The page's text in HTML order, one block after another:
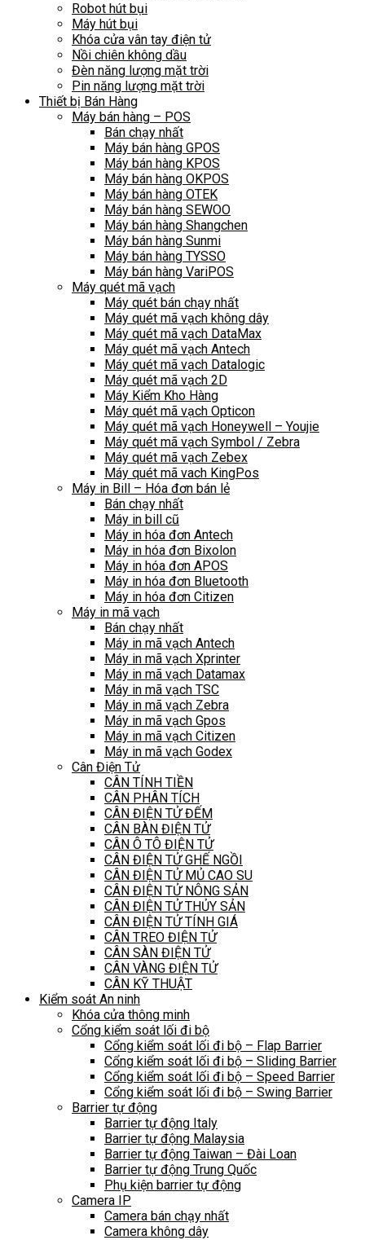
Robot hút bụi
Máy hút bụi
Khóa cửa vân tay điện tử
Nồi chiên không dầu
Đèn năng lượng mặt trời
Pin năng lượng mặt trời
Thiết bị Bán Hàng
Máy bán hàng – POS
Bán chạy nhất
Máy bán hàng GPOS
Máy bán hàng KPOS
Máy bán hàng OKPOS
Máy bán hàng OTEK
Máy bán hàng SEWOO
Máy bán hàng Shangchen
Máy bán hàng Sunmi
Máy bán hàng TYSSO
Máy bán hàng VariPOS
Máy quét mã vạch
Máy quét bán chạy nhất
Máy quét mã vạch không dây
Máy quét mã vạch DataMax
Máy quét mã vạch Antech
Máy quét mã vạch Datalogic
Máy quét mã vạch 2D
Máy Kiểm Kho Hàng
Máy quét mã vạch Opticon
Máy quét mã vạch Honeywell – Youjie
Máy quét mã vạch Symbol / Zebra
Máy quét mã vạch Zebex
Máy quét mã vach KingPos
Máy in Bill – Hóa đơn bán lẻ
Bán chạy nhất
Máy in bill cũ
Máy in hóa đơn Antech
Máy in hóa đơn Bixolon
Máy in hóa đơn APOS
Máy in hóa đơn Bluetooth
Máy in hóa đơn Citizen
Máy in mã vạch
Bán chạy nhất
Máy in mã vạch Antech
Máy in mã vạch Xprinter
Máy in mã vạch Datamax
Máy in mã vạch TSC
Máy in mã vạch Zebra
Máy in mã vạch Gpos
Máy in mã vạch Citizen
Máy in mã vạch Godex
Cân Điện Tử
CÂN TÍNH TIỀN
CÂN PHÂN TÍCH
CÂN ĐIỆN TỬ ĐẾM
CÂN BÀN ĐIỆN TỬ
CÂN Ô TÔ ĐIỆN TỬ
CÂN ĐIỆN TỬ GHẾ NGỒI
CÂN ĐIỆN TỬ MỦ CAO SU
CÂN ĐIỆN TỬ NÔNG SẢN
CÂN ĐIỆN TỬ THỦY SẢN
CÂN ĐIỆN TỬ TÍNH GIÁ
CÂN TREO ĐIỆN TỬ
CÂN SÀN ĐIỆN TỬ
CÂN VÀNG ĐIỆN TỬ
CÂN KỸ THUẬT
Kiểm soát An ninh
Khóa cửa thông minh
Cổng kiểm soát lối đi bộ
Cổng kiểm soát lối đi bộ – Flap Barrier
Cổng kiểm soát lối đi bộ – Sliding Barrier
Cổng kiểm soát lối đi bộ – Speed Barrier
Cổng kiểm soát lối đi bộ – Swing Barrier
Barrier tự động
Barrier tự động Italy
Barrier tự động Malaysia
Barrier tự động Taiwan – Đài Loan
Barrier tự động Trung Quốc
Phụ kiện barrier tự động
Camera IP
Camera bán chạy nhất
Camera không dây